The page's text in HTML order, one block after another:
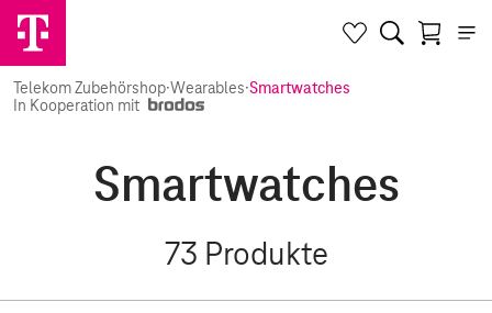
Telekom Zubehörshop·Wearables·Smartwatches
In Kooperation mit
Smartwatches
73 Produkte